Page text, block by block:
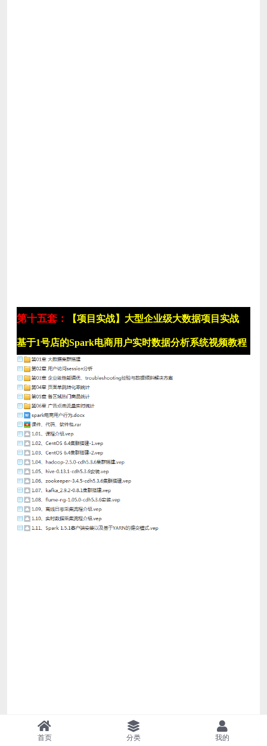
第十五套： 【项目实战】大型企业级大数据项目实战
基于1号店的Spark电商用户实时数据分析系统视频教程
首页 分类 我的